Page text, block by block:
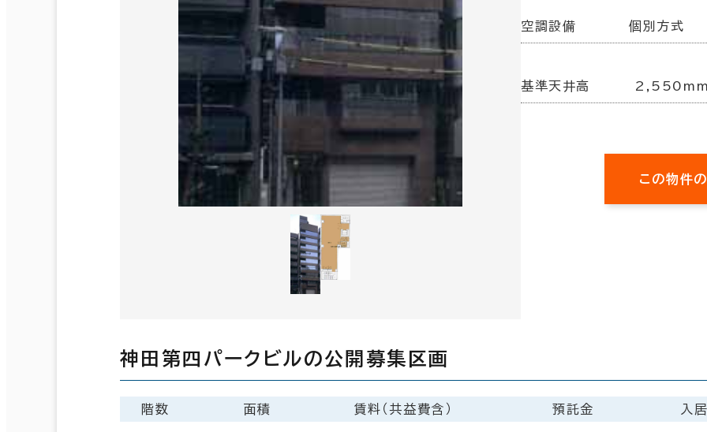
空調設備 個別方式
基準天井高
この物件
神田第四パークビルの公開募集区画
階数 面積 賃料（共益費含） 預託金 入